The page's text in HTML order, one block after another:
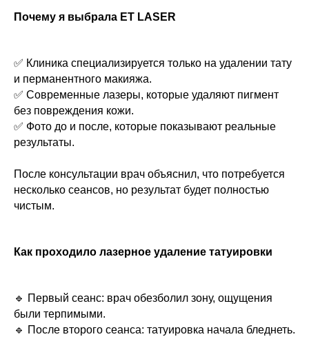
Почему я выбрала ET LASER
✅ Клиника специализируется только на удалении тату
и перманентного макияжа.
✅ Современные лазеры, которые удаляют пигмент
без повреждения кожи.
✅ Фото до и после, которые показывают реальные
результаты.
После консультации врач объяснил, что потребуется
несколько сеансов, но результат будет полностью
чистым.
Как проходило лазерное удаление татуировки
🔹 Первый сеанс: врач обезболил зону, ощущения
были терпимыми.
🔹 После второго сеанса: татуировка начала бледнеть.